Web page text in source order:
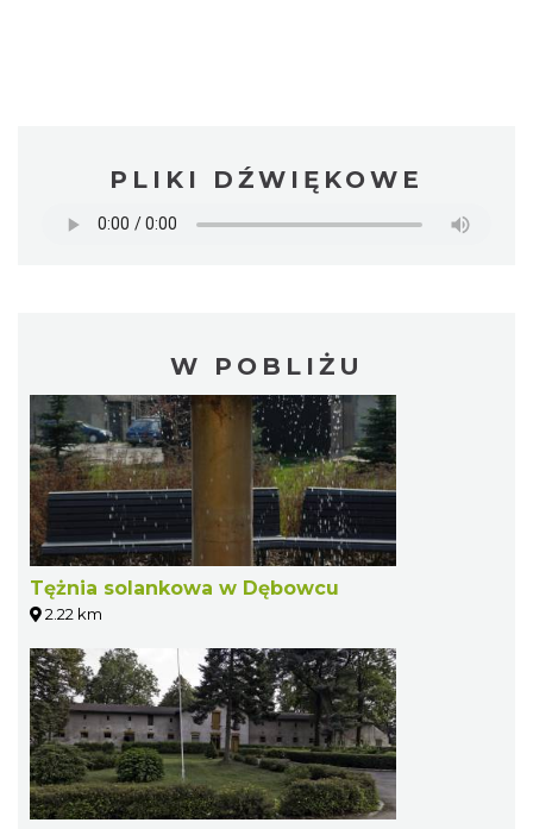
PLIKI DŹWIĘKOWE
W POBLIŻU
Tężnia solankowa w Dębowcu
2.22 km